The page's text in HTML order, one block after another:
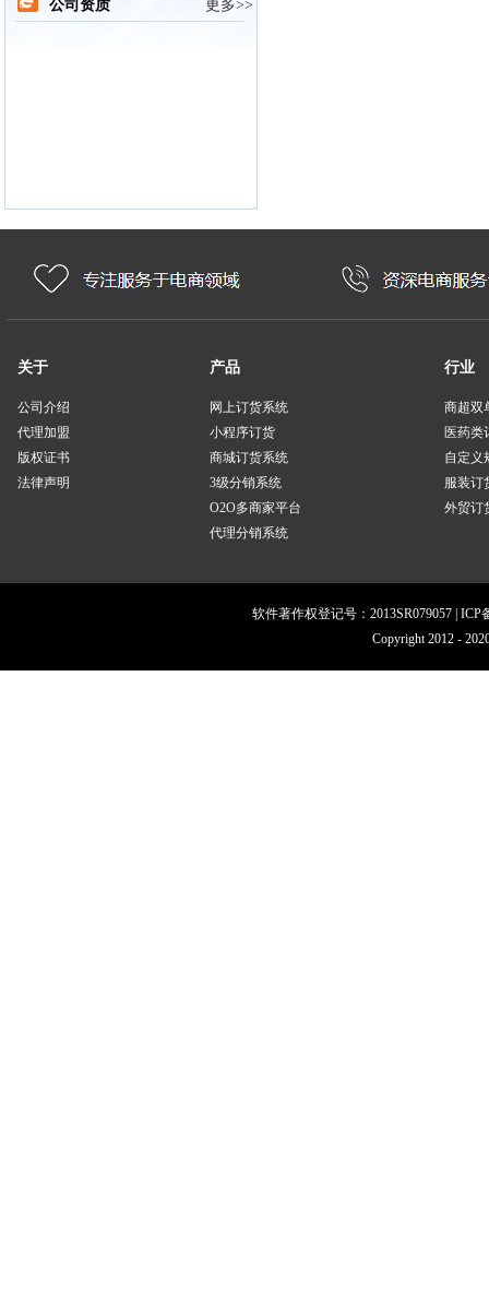
公司资质 更多>>
关于
公司介绍
代理加盟
版权证书
法律声明
产品
网上订货系统
小程序订货
商城订货系统
3级分销系统
O2O多商家平台
代理分销系统
行业
商超双
医药类
自定义
服装订
外贸订
软件著作权登记号：2013SR079057 | ICP
Copyright 2012 -